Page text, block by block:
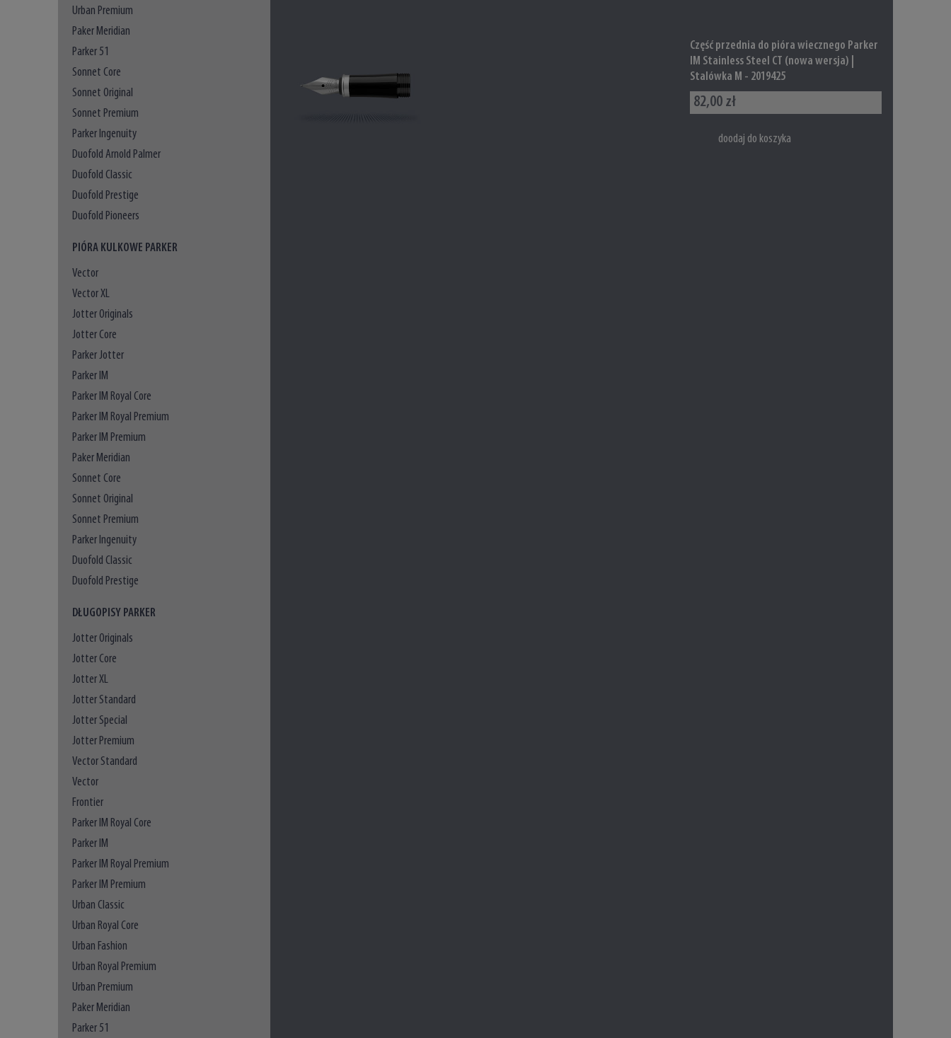
Urban Premium
Paker Meridian
Parker 51
Sonnet Core
Sonnet Original
Sonnet Premium
Parker Ingenuity
Duofold Arnold Palmer
Duofold Classic
Duofold Prestige
Duofold Pioneers
PIÓRA KULKOWE PARKER
Vector
Vector XL
Jotter Originals
Jotter Core
Parker Jotter
Parker IM
Parker IM Royal Core
Parker IM Royal Premium
Parker IM Premium
Paker Meridian
Sonnet Core
Sonnet Original
Sonnet Premium
Parker Ingenuity
Duofold Classic
Duofold Prestige
DŁUGOPISY PARKER
Jotter Originals
Jotter Core
Jotter XL
Jotter Standard
Jotter Special
Jotter Premium
Vector Standard
Vector
Frontier
Parker IM Royal Core
Parker IM
Parker IM Royal Premium
Parker IM Premium
Urban Classic
Urban Royal Core
Urban Fashion
Urban Royal Premium
Urban Premium
Paker Meridian
Parker 51
Część przednia do pióra wiecznego Parker
IM Stainless Steel CT (nowa wersja) |
Stalówka M - 2019425
82,00 zł
doodaj do koszyka